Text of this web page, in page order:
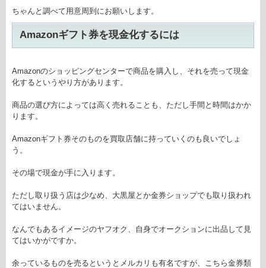
ちゃんと調べて用意周到にお願いします。
Amazonギフト券を現金化するには
Amazonのショッピングセンターで商品を購入し、それを売って現金
化するというやり方があります。
商品の選び方によっては高く売れることも、ただし手間と時間はかか
ります。
Amazonギフト券そのものを買取店舗に持っていくのも良いでしょ
う。
その場で現金が手に入ります。
ただし取り扱う店は少なめ、大黒屋とか金券ショップでも取り扱われ
てはいません。
なんでもあるイメージのヤフオク、自身でオークションに出品して見
てはいかがですか。
余っているものを売るというとメルカリも有名ですが、こちら金券類